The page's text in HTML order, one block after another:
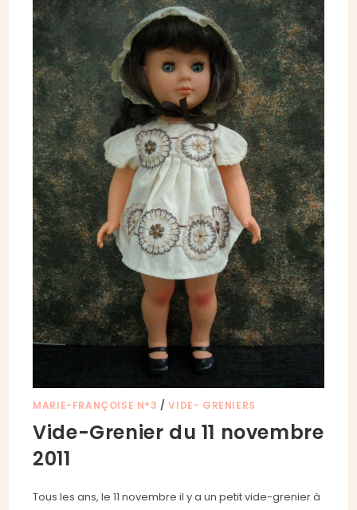
MARIE-FRANÇOISE N°3 /VIDE- GRENIERS
Vide-Grenier du 11 novembre
2011
Tous les ans, le 11 novembre il y a un petit vide-grenier à